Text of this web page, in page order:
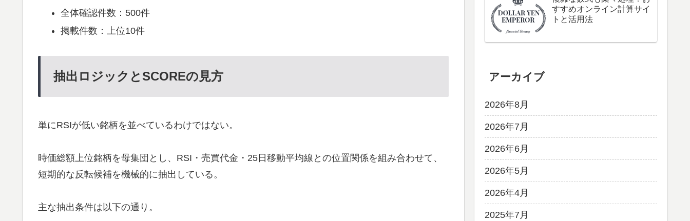
全体確認件数：500件
掲載件数：上位10件
抽出ロジックとSCOREの見方
単にRSIが低い銘柄を並べているわけではない。
時価総額上位銘柄を母集団とし、RSI・売買代金・25日移動平均線との位置関係を組み合わせて、
短期的な反転候補を機械的に抽出している。
主な抽出条件は以下の通り。
すすめオンライン計算サイ
トと活用法
アーカイブ
2026年8月
2026年7月
2026年6月
2026年5月
2026年4月
2025年7月